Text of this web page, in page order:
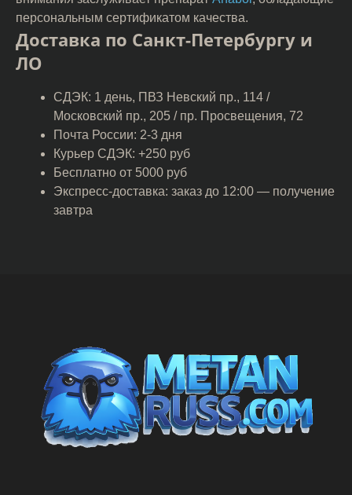
персональным сертификатом качества.
Доставка по Санкт-Петербургу и
ЛО
СДЭК: 1 день, ПВЗ Невский пр., 114 /
Московский пр., 205 / пр. Просвещения, 72
Почта России: 2-3 дня
Курьер СДЭК: +250 руб
Бесплатно от 5000 руб
Экспресс-доставка: заказ до 12:00 — получение
завтра